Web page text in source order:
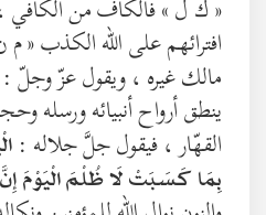
« ك ل » فالكاف من الكافي ،
افترائهم على الله الكذب « م
مالك غيره ، ويقول عزّ
ينطق أرواح أنبيائه ورسله
القهّار ، فيقول جلَّ جلاله :
بِمَا كَسَبَتْ لَا ظُلْمَ الْيَوْمَ